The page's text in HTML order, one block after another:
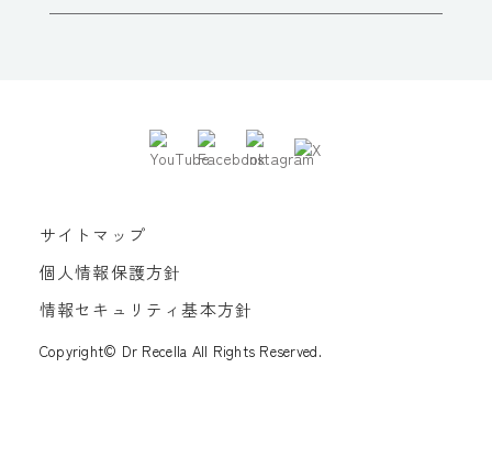
サイトマップ
個人情報保護方針
情報セキュリティ基本方針
Copyright© Dr Recella All Rights Reserved.